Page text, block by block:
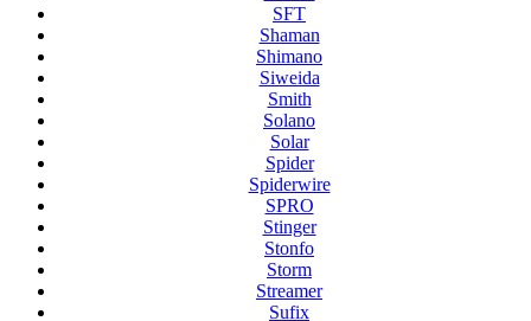
SFT
Shaman
Shimano
Siweida
Smith
Solano
Solar
Spider
Spiderwire
SPRO
Stinger
Stonfo
Storm
Streamer
Sufix